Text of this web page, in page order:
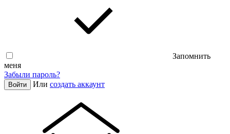
Запомнить
меня
Забыли пароль?
Войти Или создать аккаунт